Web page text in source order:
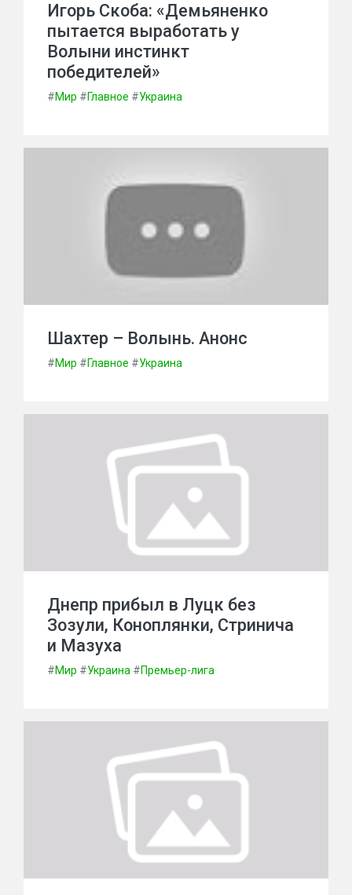
Игорь Скоба: «Демьяненко
пытается выработать у
Волыни инстинкт
победителей»
#Мир #Главное #Украина
Шахтер – Волынь. Анонс
#Мир #Главное #Украина
Днепр прибыл в Луцк без
Зозули, Коноплянки, Стринича
и Мазуха
#Мир #Украина #Премьер-лига